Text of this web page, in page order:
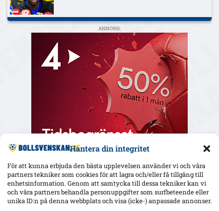
Hantera din integritet
För att kunna erbjuda den bästa upplevelsen använder vi och våra
partners tekniker som cookies för att lagra och/eller få tillgång till
enhetsinformation. Genom att samtycka till dessa tekniker kan vi
och våra partners behandla personuppgifter som surfbeteende eller
unika ID:n på denna webbplats och visa (icke-) anpassade annonser.
ANNONS:
Senaste